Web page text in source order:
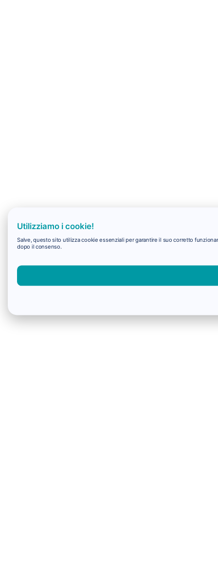
Utilizziamo i cookie!
Salve, questo sito utilizza cookie essenziali per garantire il suo corretto
dopo il consenso.